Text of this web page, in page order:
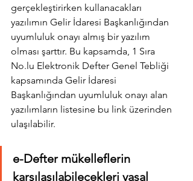
gerçekleştirirken kullanacakları
yazılımın Gelir İdaresi Başkanlığından
uyumluluk onayı almış bir yazılım
olması şarttır. Bu kapsamda, 1 Sıra
No.lu Elektronik Defter Genel Tebliği
kapsamında Gelir İdaresi
Başkanlığından uyumluluk onayı alan
yazılımların listesine bu link üzerinden
ulaşılabilir.
e-Defter mükelleflerin
karşılaşılabilecekleri yasal